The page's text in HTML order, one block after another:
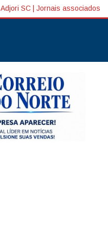
Adjori SC Jornais associados